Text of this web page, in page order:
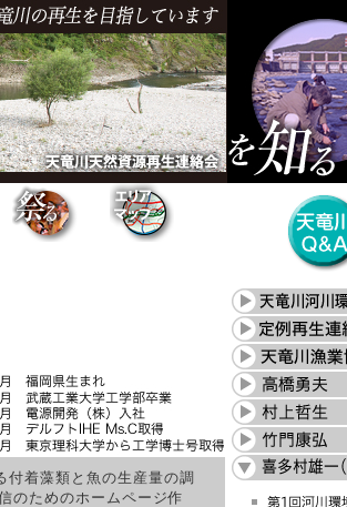
着藻類と魚の生産量の調
のためのホームページ作